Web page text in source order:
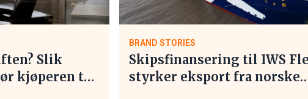
Slik
kjøperen tar
BRAND STORIES
Skipsfinansering til IWS
styrker eksport fra norske